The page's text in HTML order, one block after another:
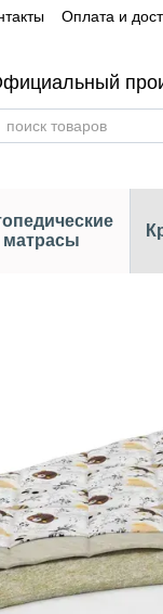
Оплата и
матрасы